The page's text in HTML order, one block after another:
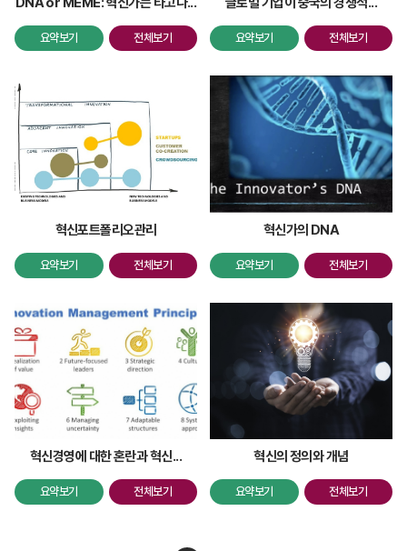
요약보기 전체보기 요약보기 전체보기
혁신포트폴리오관리
요약보기 전체보기
혁신가의 DNA
요약보기 전체보기
혁신경영에 대한 혼란과 혁신...
요약보기 전체보기
혁신의 정의와 개념
요약보기 전체보기